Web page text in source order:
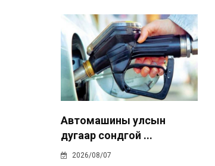
Автомашины улсын
дугаар сондгой ...
2026/08/07